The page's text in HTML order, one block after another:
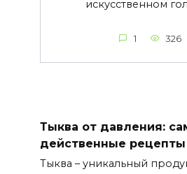
искусственном
1 326
Тыква от давления:
действенные рецепты
Тыква – уникальный